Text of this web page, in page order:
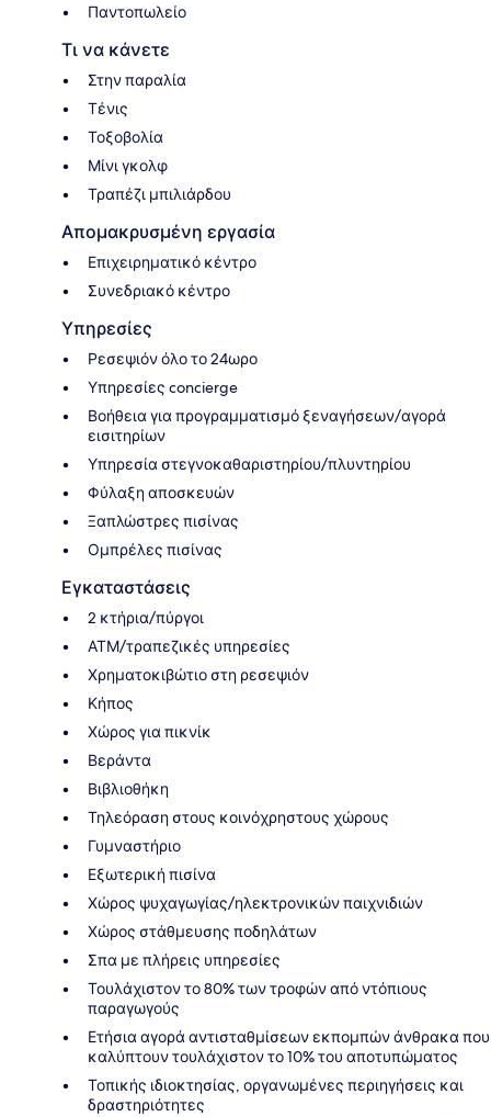
Παντοπωλείο
Τι να κάνετε
Στην παραλία
Τένις
Τοξοβολία
Μίνι γκολφ
Τραπέζι μπιλιάρδου
Απομακρυσμένη εργασία
Επιχειρηματικό κέντρο
Συνεδριακό κέντρο
Υπηρεσίες
Ρεσεψιόν όλο το 24ωρο
Υπηρεσίες concierge
Βοήθεια για προγραμματισμό ξεναγήσεων/αγορά
εισιτηρίων
Υπηρεσία στεγνοκαθαριστηρίου/πλυντηρίου
Φύλαξη αποσκευών
Ξαπλώστρες πισίνας
Ομπρέλες πισίνας
Εγκαταστάσεις
2 κτήρια/πύργοι
ΑΤΜ/τραπεζικές υπηρεσίες
Χρηματοκιβώτιο στη ρεσεψιόν
Κήπος
Χώρος για πικνίκ
Βεράντα
Βιβλιοθήκη
Τηλεόραση στους κοινόχρηστους χώρους
Γυμναστήριο
Εξωτερική πισίνα
Χώρος ψυχαγωγίας/ηλεκτρονικών παιχνιδιών
Χώρος στάθμευσης ποδηλάτων
Σπα με πλήρεις υπηρεσίες
Τουλάχιστον το 80% των τροφών από ντόπιους
παραγωγούς
Ετήσια αγορά αντισταθμίσεων εκπομπών άνθρακα που
καλύπτουν τουλάχιστον το 10% του αποτυπώματος
Τοπικής ιδιοκτησίας, οργανωμένες περιηγήσεις και
δραστηριότητες